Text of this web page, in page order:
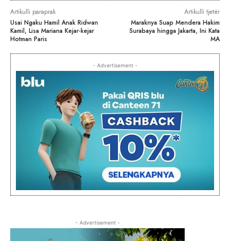
Artikulli paraprak
Usai Ngaku Hamil Anak Ridwan
Kamil, Lisa Mariana Kejar-kejar
Hotman Paris
Artikulli tjetër
Maraknya Suap Mendera Hakim
Surabaya hingga Jakarta, Ini Kata
MA
- Advertisement -
- Advertisement -